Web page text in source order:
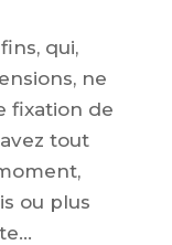
qui,
ne
fixation de
tout
ou plus